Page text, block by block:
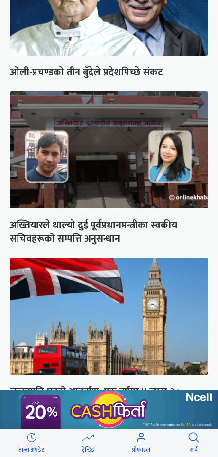
ओली-प्रचण्डको तीन बुँदेले प्रदेशपिच्छे संकट
अख्तियारले थाल्यो दुई पूर्वप्रधानमन्त्रीका स्वकीय
सचिवहरूको सम्पत्ति अनुसन्धान
लन्डनप्रति घट्दो आकर्षण, एक वर्षमा ४ लाख २०
हजारले छाडे
ताजा अपडेट ट्रेन्डिङ प्रोफाइल सर्च